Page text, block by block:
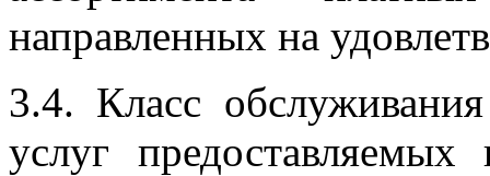
направленных на
3.4. Класс
услуг